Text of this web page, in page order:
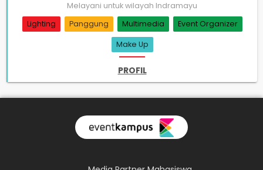
Melayani untuk wilayah Indramayu
Lighting
Panggung Multimedia Event Organizer
Make Up
PROFIL